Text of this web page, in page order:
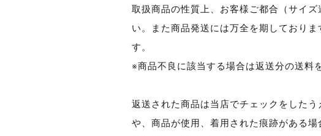
取扱商品の性質上、お客様ご都合（サイ
い。また商品発送には万全を期しており
す。
※商品不良に該当する場合は返送分の送料
返送された商品は当店でチェックをした
や、商品が使用、着用された痕跡がある